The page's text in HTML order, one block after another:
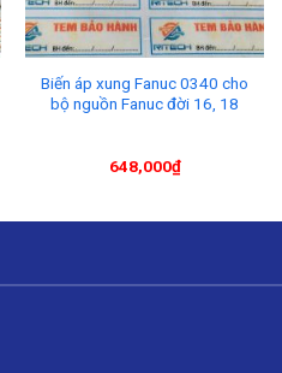
Biến áp xung Fanuc 0340 cho
bộ nguồn Fanuc đời 16, 18
648,000₫